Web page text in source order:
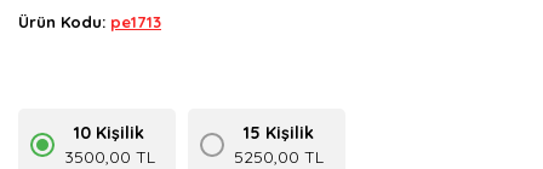
Ürün Kodu: pe1713
10 Kişilik
3500,00 TL
15 Kişilik
5250,00 TL